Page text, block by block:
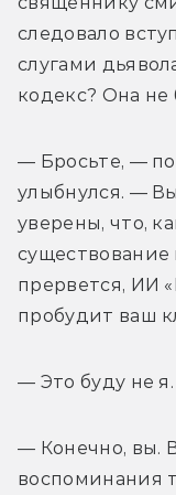
следовало
слугами
кодекс? Она не
— Бросьте, —
улыбнулся. —
уверены, что,
существование
прервется, ИИ
пробудит ваш
— Это буду не я.
— Конечно, вы.
воспоминания